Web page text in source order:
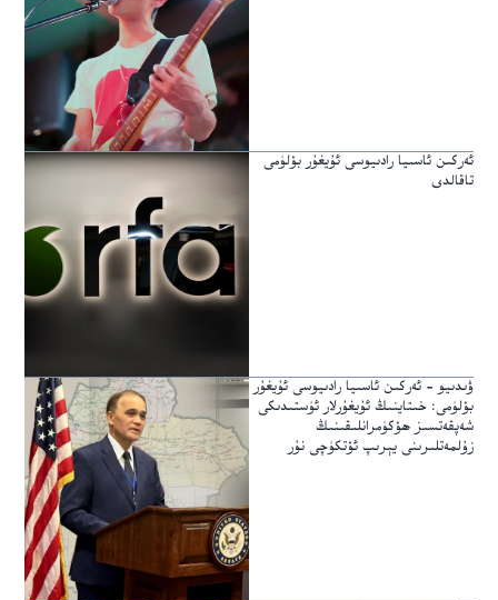
ئەركىن ئاسىيا رادىيوسى ئۇيغۇر بۆلۈمى
تاقالدى
ۋىدىيو – ئەركىن ئاسىيا رادىيوسى ئۇيغۇر
بۆلۈمى: خىتاينىڭ ئۇيغۇرلار ئۈستىدىكى
شەپقەتسىز ھۆكۈمرانلىقىنىڭ
زۇلمەتلىرىنى يېرىپ ئۆتكۈچى نۇر